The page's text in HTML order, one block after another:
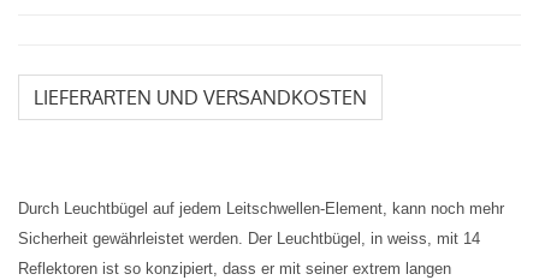
LIEFERARTEN UND VERSANDKOSTEN
Durch Leuchtbügel auf jedem Leitschwellen-Element, kann noch mehr
Sicherheit gewährleistet werden. Der Leuchtbügel, in weiss, mit 14
Reflektoren ist so konzipiert, dass er mit seiner extrem langen